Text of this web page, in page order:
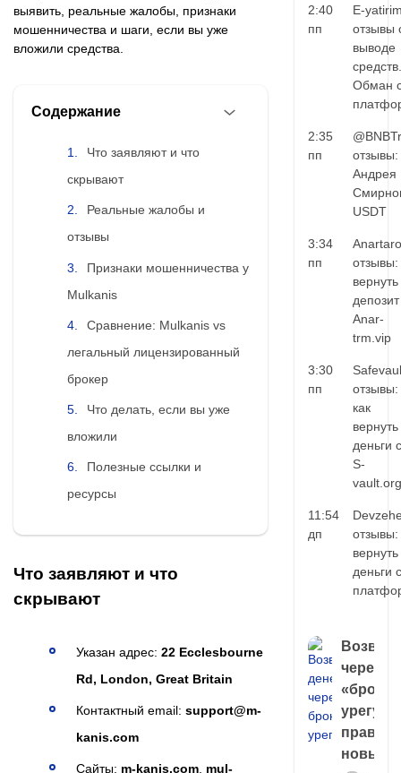
выявить, реальные жалобы, признаки
мошенничества и шаги, если вы уже
вложили средства.
Содержание
Что заявляют и что
скрывают
Реальные жалобы и
отзывы
Признаки мошенничества у
Mulkanis
Сравнение: Mulkanis vs
легальный лицензированный
брокер
Что делать, если вы уже
вложили
Полезные ссылки и
ресурсы
Что заявляют и что
скрывают
Указан адрес: 22 Ecclesbourne
Rd, London, Great Britain
Контактный email: support@m-
kanis.com
Сайты: m-kanis.com, mul-
2:40
пп
E-
отзывы
выводе
средств.
Обман
2:35
пп
Андрея
USDT
3:34
пп
отзывы:
вернуть
Anar-
trm.vip
3:30
пп
отзывы:
как
вернуть
деньги с
S-
vault.org
11:54
дп
отзывы:
вернуть
деньги с
через
правда
новый